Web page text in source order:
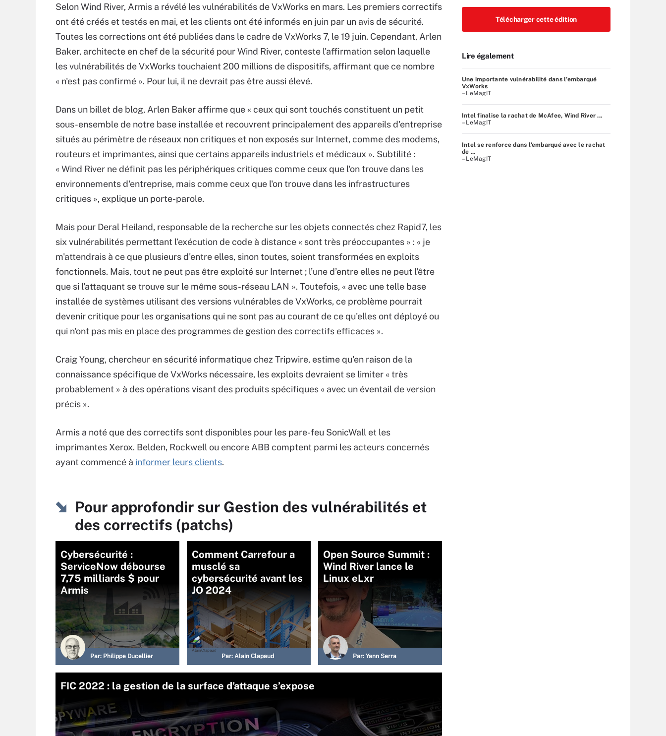
Selon Wind River, Armis a révélé les vulnérabilités de VxWorks en mars. Les premiers correctifs
ont été créés et testés en mai, et les clients ont été informés en juin par un avis de sécurité.
Toutes les corrections ont été publiées dans le cadre de VxWorks 7, le 19 juin. Cependant, Arlen
Baker, architecte en chef de la sécurité pour Wind River, conteste l'affirmation selon laquelle
les vulnérabilités de VxWorks touchaient 200 millions de dispositifs, affirmant que ce nombre
« n'est pas confirmé ». Pour lui, il ne devrait pas être aussi élevé.
Dans un billet de blog, Arlen Baker affirme que « ceux qui sont touchés constituent un petit
sous-ensemble de notre base installée et recouvrent principalement des appareils d'entreprise
situés au périmètre de réseaux non critiques et non exposés sur Internet, comme des modems,
routeurs et imprimantes, ainsi que certains appareils industriels et médicaux ». Subtilité :
« Wind River ne définit pas les périphériques critiques comme ceux que l'on trouve dans les
environnements d'entreprise, mais comme ceux que l'on trouve dans les infrastructures
critiques », explique un porte-parole.
Mais pour Deral Heiland, responsable de la recherche sur les objets connectés chez Rapid7, les
six vulnérabilités permettant l’exécution de code à distance « sont très préoccupantes » : « je
m'attendrais à ce que plusieurs d'entre elles, sinon toutes, soient transformées en exploits
fonctionnels. Mais, tout ne peut pas être exploité sur Internet ; l’une d’entre elles ne peut l'être
que si l'attaquant se trouve sur le même sous-réseau LAN ». Toutefois, « avec une telle base
installée de systèmes utilisant des versions vulnérables de VxWorks, ce problème pourrait
devenir critique pour les organisations qui ne sont pas au courant de ce qu'elles ont déployé ou
qui n'ont pas mis en place des programmes de gestion des correctifs efficaces ».
Craig Young, chercheur en sécurité informatique chez Tripwire, estime qu'en raison de la
connaissance spécifique de VxWorks nécessaire, les exploits devraient se limiter « très
probablement » à des opérations visant des produits spécifiques « avec un éventail de version
précis ».
Armis a noté que des correctifs sont disponibles pour les pare-feu SonicWall et les
imprimantes Xerox. Belden, Rockwell ou encore ABB comptent parmi les acteurs concernés
ayant commencé à informer leurs clients.
Pour approfondir sur Gestion des vulnérabilités et
des correctifs (patchs)
Cybersécurité :
ServiceNow débourse
7,75 milliards $ pour
Armis
Par: Philippe Ducellier
Comment Carrefour a
musclé sa
cybersécurité avant les
JO 2024
Par: Alain Clapaud
Open Source Summit :
Wind River lance le
Linux eLxr
Par: Yann Serra
FIC 2022 : la gestion de la surface d’attaque s’expose
Télécharger cette édition
Lire également
Une importante vulnérabilité dans l’embarqué
VxWorks
– LeMagIT
Intel finalise la rachat de McAfee, Wind River ...
– LeMagIT
Intel se renforce dans l'embarqué avec le rachat
de ...
– LeMagIT